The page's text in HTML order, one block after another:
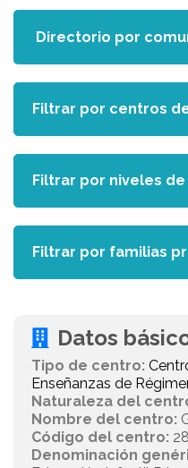
Datos
Tipo de centro:
Enseñanzas de
Naturaleza del
Nombre del centro:
Código del centro:
Denominación
Filtrar por centros
Filtrar por niveles
Filtrar por familias